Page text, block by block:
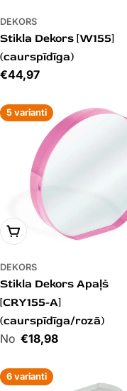
DEKORS
Stikla Dekors [W155]
(caurspīdīga)
Cena
€44,97
5 varianti
PIEVIENOT GROZAM
DEKORS
Stikla Dekors Apaļš
[CRY155-A]
(caurspīdīga/rozā)
Cena€18,98
6 varianti